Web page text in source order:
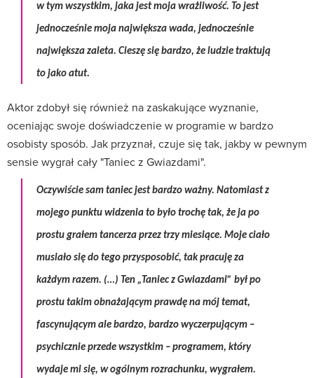
w tym wszystkim, jaka jest moja wrażliwość. To jest
jednocześnie moja największa wada, jednocześnie
największa zaleta. Cieszę się bardzo, że ludzie traktują
to jako atut.
Aktor zdobył się również na zaskakujące wyznanie,
oceniając swoje doświadczenie w programie w bardzo
osobisty sposób. Jak przyznał, czuje się tak, jakby w pewnym
sensie wygrał cały "Taniec z Gwiazdami".
Oczywiście sam taniec jest bardzo ważny. Natomiast z
mojego punktu widzenia to było trochę tak, że ja po
prostu grałem tancerza przez trzy miesiące. Moje ciało
musiało się do tego przysposobić, tak pracuję za
każdym razem. (…) Ten „Taniec z Gwiazdami” był po
prostu takim obnażającym prawdę na mój temat,
fascynującym ale bardzo, bardzo wyczerpującym –
psychicznie przede wszystkim – programem, który
wydaje mi się, w ogólnym rozrachunku, wygrałem.